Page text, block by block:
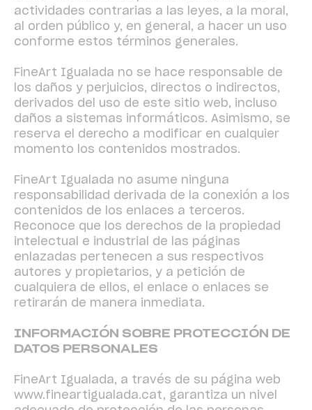
actividades contrarias a las leyes, a la moral,
al orden público y, en general, a hacer un uso
conforme estos términos generales.
FineArt Igualada no se hace responsable de
los daños y perjuicios, directos o indirectos,
derivados del uso de este sitio web, incluso
daños a sistemas informáticos. Asimismo, se
reserva el derecho a modificar en cualquier
momento los contenidos mostrados.
FineArt Igualada no asume ninguna
responsabilidad derivada de la conexión a los
contenidos de los enlaces a terceros.
Reconoce que los derechos de la propiedad
intelectual e industrial de las páginas
enlazadas pertenecen a sus respectivos
autores y propietarios, y a petición de
cualquiera de ellos, el enlace o enlaces se
retirarán de manera inmediata.
INFORMACIÓN SOBRE PROTECCIÓN DE
DATOS PERSONALES
FineArt Igualada, a través de su página web
www.fineartigualada.cat, garantiza un nivel